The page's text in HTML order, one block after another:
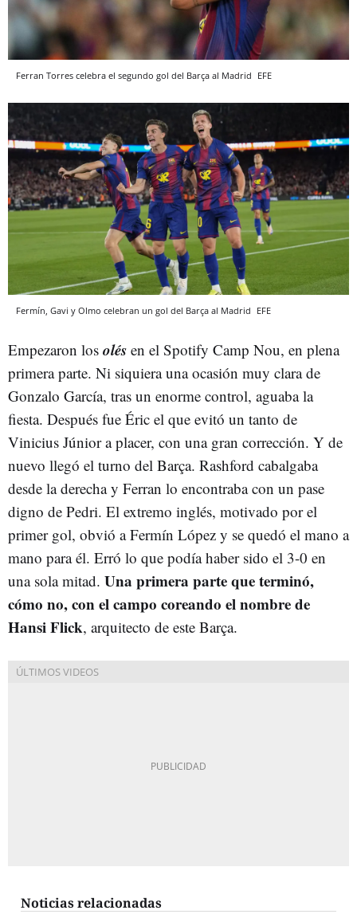
Ferran Torres celebra el segundo gol del Barça al Madrid EFE
Fermín, Gavi y Olmo celebran un gol del Barça al Madrid EFE
Empezaron los olés en el Spotify Camp Nou, en plena
primera parte. Ni siquiera una ocasión muy clara de
Gonzalo García, tras un enorme control, aguaba la
fiesta. Después fue Éric el que evitó un tanto de
Vinicius Júnior a placer, con una gran corrección. Y de
nuevo llegó el turno del Barça. Rashford cabalgaba
desde la derecha y Ferran lo encontraba con un pase
digno de Pedri. El extremo inglés, motivado por el
primer gol, obvió a Fermín López y se quedó el mano a
mano para él. Erró lo que podía haber sido el 3-0 en
una sola mitad. Una primera parte que terminó,
cómo no, con el campo coreando el nombre de
Hansi Flick, arquitecto de este Barça.
Noticias relacionadas